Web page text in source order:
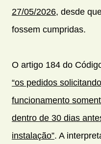
27/05/2026, desde
fossem cumpridas.
O artigo 184 do
“os pedidos
funcionamento
dentro de 30 dias
instalação”. A